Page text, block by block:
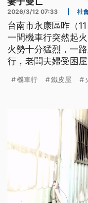
2026/3/12 07:33 社
台南市永康區昨（
一間機車行突然起
火勢十分猛烈，一
行，老闆夫婦受困
機車行 鐵皮屋